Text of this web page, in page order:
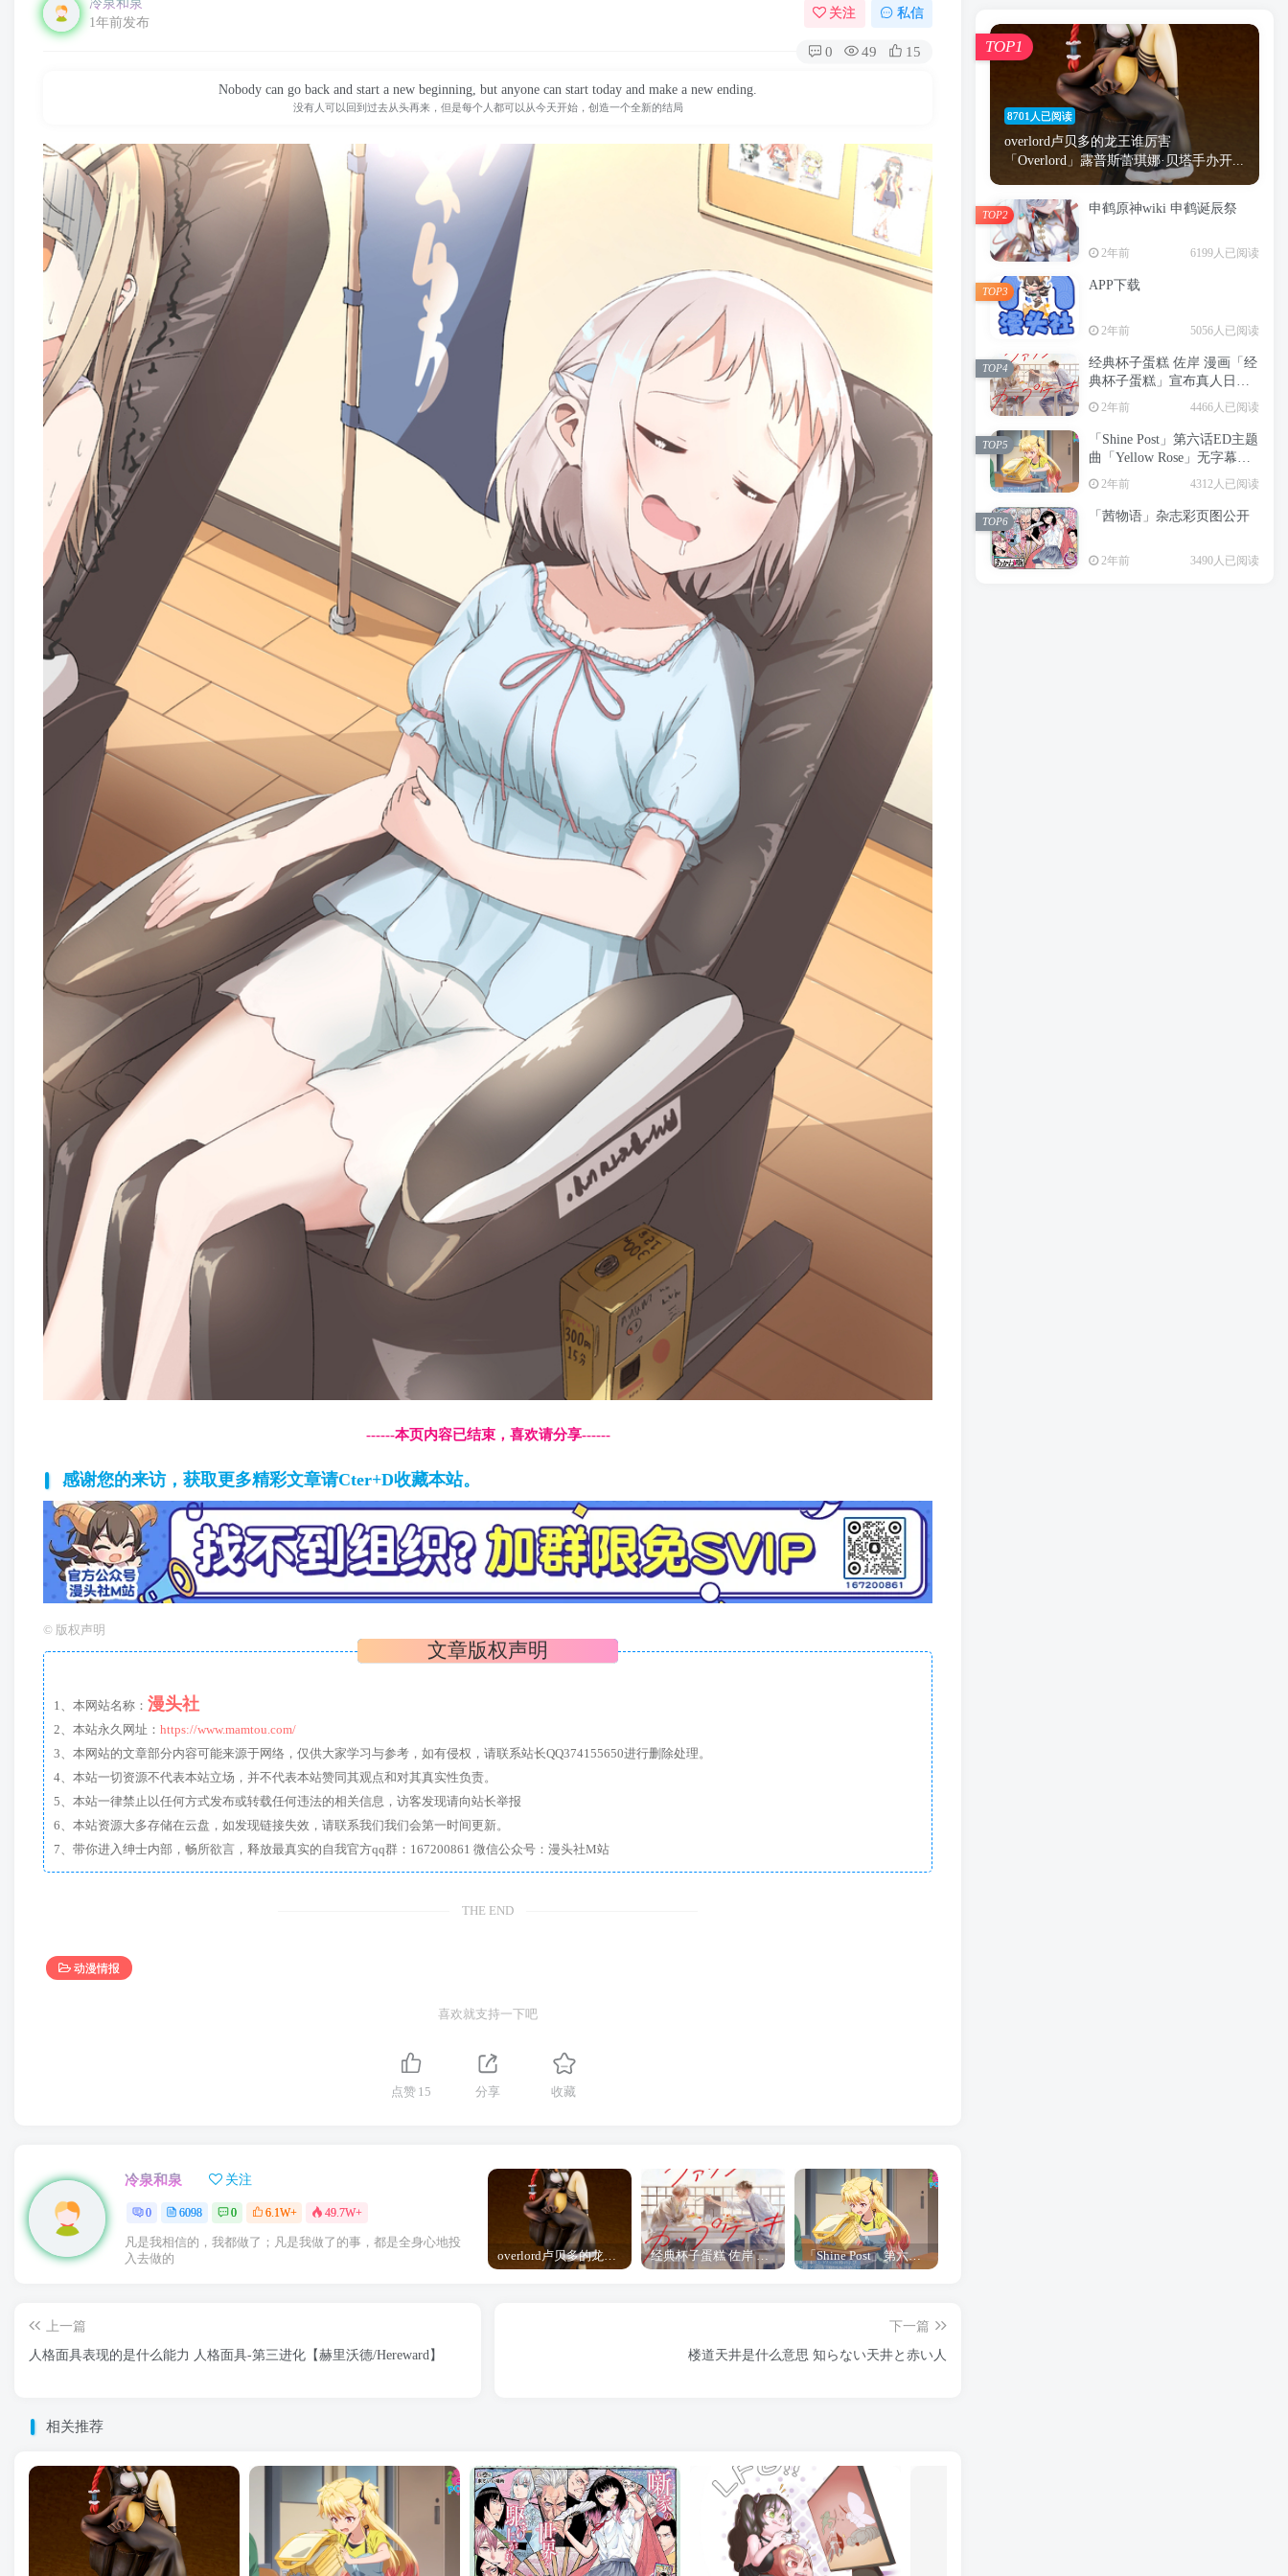
冷泉和泉
1年前发布
关注 私信
0 49 15
Nobody can go back and start a new beginning, but anyone can start today and make a new ending.
没有人可以回到过去从头再来，但是每个人都可以从今天开始，创造一个全新的结局
------本页内容已结束，喜欢请分享------
感谢您的来访，获取更多精彩文章请Cter+D收藏本站。
© 版权声明
文章版权声明
1、本网站名称： 漫头社
2、本站永久网址： https://www.mamtou.com/
3、本网站的文章部分内容可能来源于网络，仅供大家学习与参考，如有侵权，请联系站长QQ374155650进行删除处理。
4、本站一切资源不代表本站立场，并不代表本站赞同其观点和对其真实性负责。
5、本站一律禁止以任何方式发布或转载任何违法的相关信息，访客发现请向站长举报
6、本站资源大多存储在云盘，如发现链接失效，请联系我们我们会第一时间更新。
7、带你进入绅士内部，畅所欲言，释放最真实的自我官方qq群：167200861 微信公众号：漫头社M站
THE END
动漫情报
喜欢就支持一下吧
点赞 15 分享 收藏
冷泉和泉 关注
0 6098 0 6.1W+ 49.7W+
凡是我相信的，我都做了；凡是我做了的事，都是全身心地投
入去做的
经典杯子蛋糕 佐岸 漫画「经典杯子蛋糕」宣布真人日剧化 「Shine Post」第六话ED主题曲「Yellow Rose」无字幕MV公开
上一篇
人格面具表现的是什么能力 人格面具-第三进化【赫里沃德/Hereward】
下一篇
楼道天井是什么意思 知らない天井と赤い人
相关推荐
8701人已阅读
overlord卢贝多的龙王谁厉害
「Overlord」露普斯蕾琪娜·贝塔手办开...
TOP1
申鹤原神wiki 申鹤诞辰祭
2年前 6199人已阅读
TOP2
APP下载
2年前 5056人已阅读
TOP3
经典杯子蛋糕 佐岸 漫画「经
典杯子蛋糕」宣布真人日剧
化
2年前 4466人已阅读
TOP4
「Shine Post」第六话ED主题
曲「Yellow Rose」无字幕MV
公开
2年前 4312人已阅读
TOP5
「茜物语」杂志彩页图公开
2年前 3490人已阅读
TOP6
时间 秘密 手机 海贼王
鬼灭 捆绑 萝莉
间谍过家家 忍者 高木
进击的巨人 高岭
8701人已阅读
overlord卢贝多的龙王谁厉害
「Overlord」露普斯蕾琪娜·贝塔手办开...
TOP1
申鹤原神wiki 申鹤诞辰祭
2年前 6199人已阅读
TOP2
APP下载
2年前 5056人已阅读
TOP3
经典杯子蛋糕 佐岸 漫画「经
典杯子蛋糕」宣布真人日剧
TOP4